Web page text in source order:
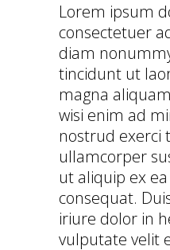
Lorem ipsum
consectetuer
diam
tincidunt ut
magna
wisi enim ad
nostrud exerci
ullamcorper
ut aliquip ex
consequat.
iriure dolor in
vulputate velit